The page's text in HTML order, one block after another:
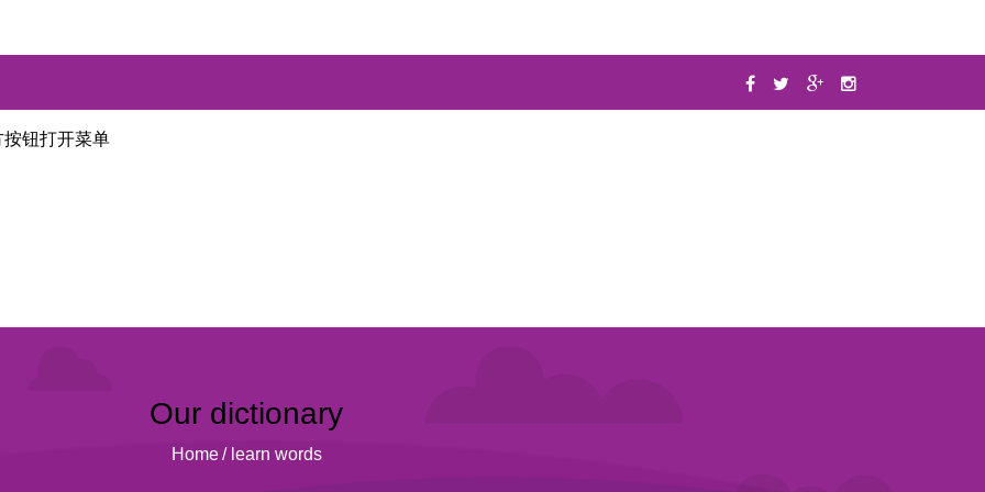
钮打开菜单
Our dictionary
Home / learn words